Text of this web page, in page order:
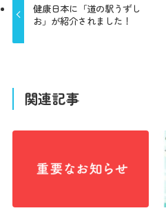
健康日本に「道の駅うずし
お」が紹介されました！
関連記事